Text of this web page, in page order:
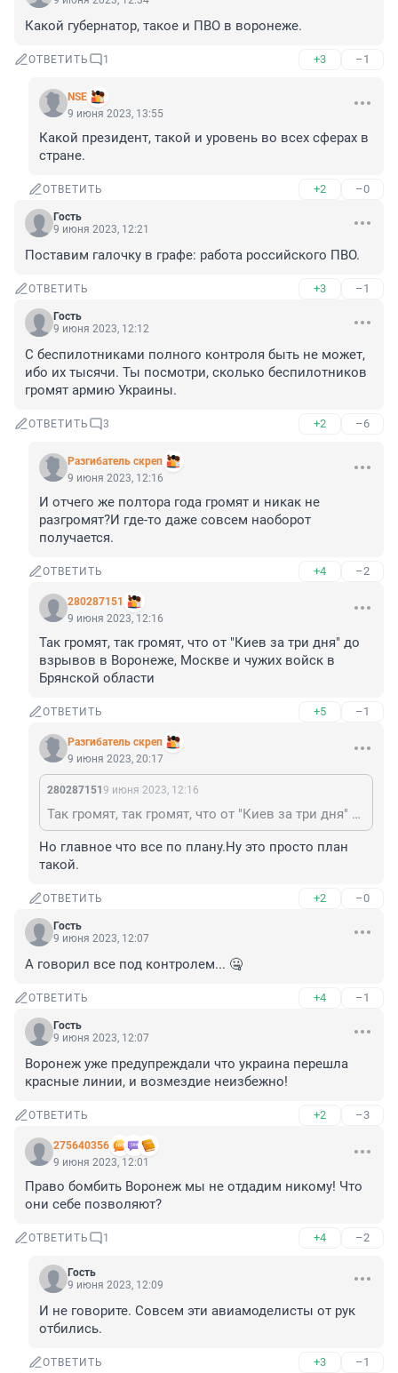
Какой губернатор, такое и ПВО в воронеже.
ОТВЕТИТЬ 1 +3 –1
NSE
9 июня 2023, 13:55
Какой президент, такой и уровень во всех сферах в
стране.
ОТВЕТИТЬ +2 –0
Гость
9 июня 2023, 12:21
Поставим галочку в графе: работа российского ПВО.
ОТВЕТИТЬ +3 –1
Гость
9 июня 2023, 12:12
С беспилотниками полного контроля быть не может,
ибо их тысячи. Ты посмотри, сколько беспилотников
громят армию Украины.
ОТВЕТИТЬ 3 +2 –6
Разгибатель скреп
9 июня 2023, 12:16
И отчего же полтора года громят и никак не
разгромят?И где-то даже совсем наоборот
получается.
ОТВЕТИТЬ +4 –2
280287151
9 июня 2023, 12:16
Так громят, так громят, что от "Киев за три дня" до
взрывов в Воронеже, Москве и чужих войск в
Брянской области
ОТВЕТИТЬ +5 –1
Разгибатель скреп
9 июня 2023, 20:17
280287151 9 июня 2023, 12:16
Так громят, так громят, что от "Киев за три дня" до взрывов в Воронеже, Москве и чужих войск в Брянской области
Но главное что все по плану.Ну это просто план
такой.
ОТВЕТИТЬ +2 –0
Гость
9 июня 2023, 12:07
А говорил все под контролем... 🤐
ОТВЕТИТЬ +4 –1
Гость
9 июня 2023, 12:07
Воронеж уже предупреждали что украина перешла
красные линии, и возмездие неизбежно!
ОТВЕТИТЬ +2 –3
275640356
9 июня 2023, 12:01
Право бомбить Воронеж мы не отдадим никому! Что
они себе позволяют?
ОТВЕТИТЬ 1 +4 –2
Гость
9 июня 2023, 12:09
И не говорите. Совсем эти авиамоделисты от рук
отбились.
ОТВЕТИТЬ +3 –1